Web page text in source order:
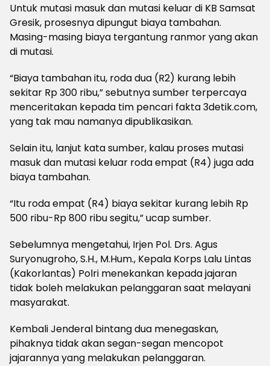
Untuk mutasi masuk dan mutasi keluar di KB Samsat
Gresik, prosesnya dipungut biaya tambahan.
Masing-masing biaya tergantung ranmor yang akan
di mutasi.
“Biaya tambahan itu, roda dua (R2) kurang lebih
sekitar Rp 300 ribu,” sebutnya sumber terpercaya
menceritakan kepada tim pencari fakta 3detik.com,
yang tak mau namanya dipublikasikan.
Selain itu, lanjut kata sumber, kalau proses mutasi
masuk dan mutasi keluar roda empat (R4) juga ada
biaya tambahan.
“Itu roda empat (R4) biaya sekitar kurang lebih Rp
500 ribu-Rp 800 ribu segitu,” ucap sumber.
Sebelumnya mengetahui, Irjen Pol. Drs. Agus
Suryonugroho, S.H., M.Hum., Kepala Korps Lalu Lintas
(Kakorlantas) Polri menekankan kepada jajaran
tidak boleh melakukan pelanggaran saat melayani
masyarakat.
Kembali Jenderal bintang dua menegaskan,
pihaknya tidak akan segan-segan mencopot
jajarannya yang melakukan pelanggaran.